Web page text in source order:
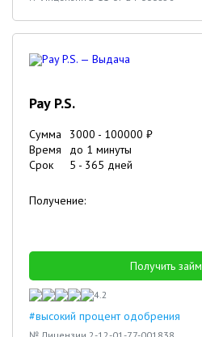
Pay P.S.
Сумма 3000 - 100000 ₽
Время
до 1 минуты
Срок
5 - 365 дней
Получение:
Получить займ
4.2
#высокий процент одобрения